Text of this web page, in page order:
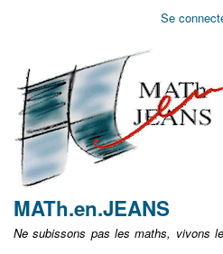
Aller
non
identifié
Se
MATh.en.JEANS
Ne subissons pas les maths, vivons